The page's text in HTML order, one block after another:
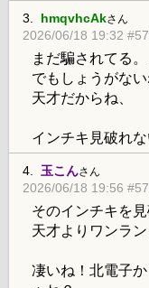
3. hmqvhcAkさん
2026/06/18 19:32
まだ騙されてる
でもしょうがな
天才だからね、
インチキ見破れ
4. 玉こんさん
2026/06/18 19:56
そのインチキを
天才よりワンラ
凄いね！北電子